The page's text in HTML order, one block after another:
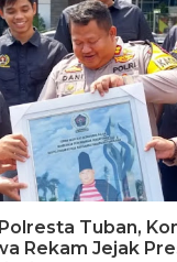
Tuban,
Rekam Jejak